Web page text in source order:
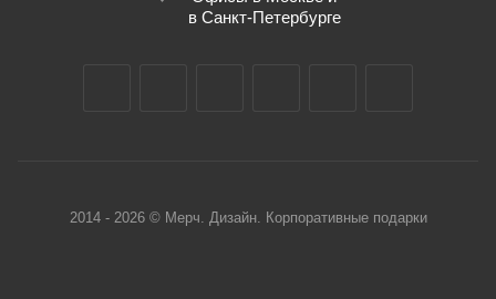
в Санкт-Петербурге
2014 - 2026 © Мерч. Дизайн. Корпоративные подарки